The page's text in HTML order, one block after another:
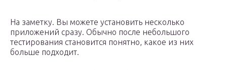
На заметку. Вы можете установить несколько
приложений сразу. Обычно после небольшого
тестирования становится понятно, какое из них
больше подходит.